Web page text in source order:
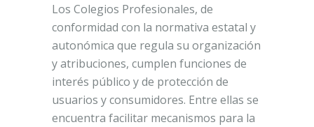
Los Colegios Profesionales, de
conformidad con la normativa estatal y
autonómica que regula su organización
y atribuciones, cumplen funciones de
interés público y de protección de
usuarios y consumidores. Entre ellas se
encuentra facilitar mecanismos para la